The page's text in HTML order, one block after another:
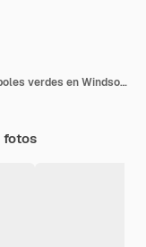
Una carretera estrecha rodeada de árboles verdes en Windsor, Inglaterra
fotos